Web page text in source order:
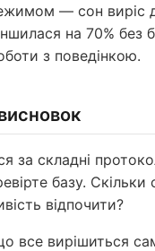
— сон виріс
на 70% без
з поведінкою.
за складні
базу. Скільки
відпочити?
все вирішиться